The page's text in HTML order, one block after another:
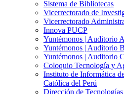
Sistema de Bibliotecas
Vicerrectorado de
Vicerrectorado
Innova PUCP
Yuntémonos | Auditorio A
Yuntémonos | Auditorio B
Yuntémonos | Auditorio C
Coloquio Tecnología y
Instituto de Informática
Católica del Perú
Dirección de